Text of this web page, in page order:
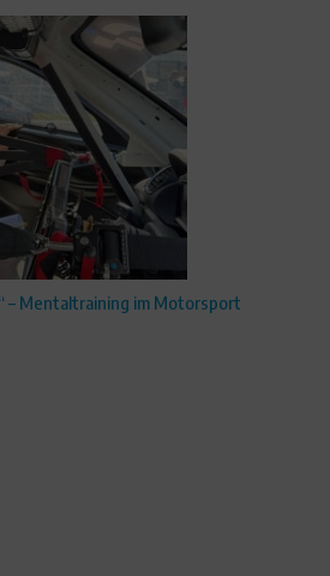
– Mentaltraining im Motorsport